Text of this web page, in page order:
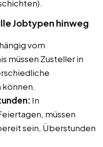
Jobtypen hinweg
vom
müssen Zusteller in
In
müssen
sein, Überstunden